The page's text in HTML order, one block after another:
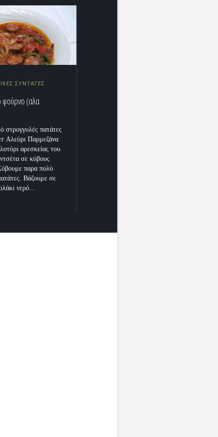
ΣΥΝΤΑΓΕΣ
φούρνο (αλα
στρογγυλές πατάτες
Αλεύρι Παρμεζάνα
αρεσκείας του
σε κύβους
παρα πολύ
Βάζουμε σε
νερό...